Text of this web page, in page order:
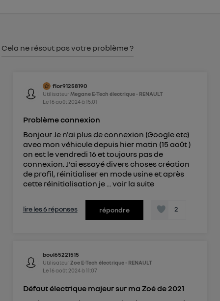
Cela ne résout pas votre problème ?
flor91258190
Utilisateur Megane E-Tech électrique - RENAULT
Le16 août 2024à 15:01
Problème connexion
Bonjour Je n'ai plus de connexion (Google etc)
avec mon véhicule depuis hier matin (15 août )
on est le vendredi 16 et toujours pas de
connexion. J'ai essayé divers choses création
de profil, réinitialiser en mode usine et après
cette réinitialisation je ... voir la suite
lire les 6 réponses répondre 2
boul65221515
UtilisateurZoe E-Tech électrique - RENAULT
Le16 août 2024à 11:07
Défaut électrique majeur sur ma Zoé de 2021
Politique d'information sur les données
personnelles d'Utiq